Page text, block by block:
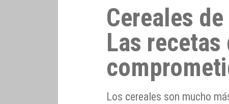
Cereales
Las
Los cereales son mucho